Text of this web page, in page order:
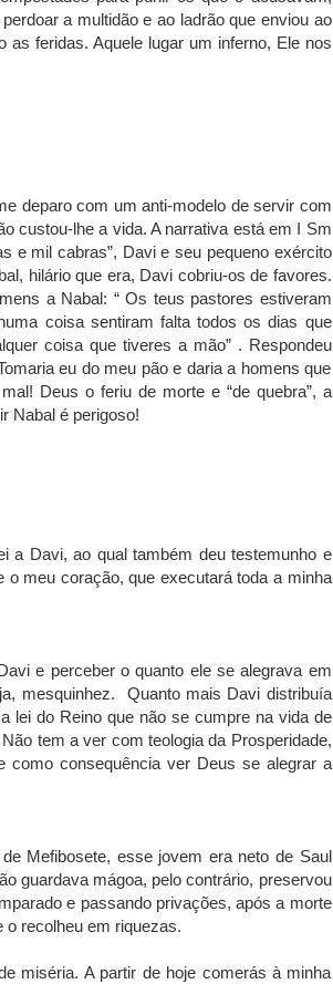
a multidão e ao ladrão que enviou ao
as feridas. Aquele lugar um inferno, Ele nos
deparo com um anti-modelo de servir com
custou-lhe a vida. A narrativa está em I Sm
e mil cabras”, Davi e seu pequeno exército
hilário que era, Davi cobriu-os de favores.
a Nabal: “ Os teus pastores estiveram
coisa sentiram falta todos os dias que
coisa que tiveres a mão” . Respondeu
eu do meu pão e daria a homens que
Deus o feriu de morte e “de quebra”, a
Nabal é perigoso!
a Davi, ao qual também deu testemunho e
meu coração, que executará toda a minha
e perceber o quanto ele se alegrava em
mesquinhez. Quanto mais Davi distribuía
lei do Reino que não se cumpre na vida de
tem a ver com teologia da Prosperidade,
como consequência ver Deus se alegrar a
Mefibosete, esse jovem era neto de Saul
guardava mágoa, pelo contrário, preservou
e passando privações, após a morte
o recolheu em riquezas.
miséria. A partir de hoje comerás à minha